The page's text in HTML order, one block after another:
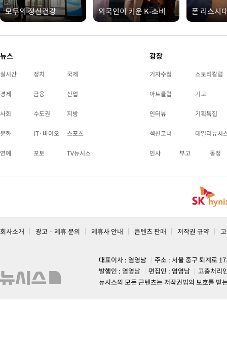
모두의 정신건강 외국인이 키운 K-소비 폰 리스시
뉴스
실시간 정치 국제
경제 금융 산업
사회 수도권 지방
문화 IT·바이오 스포츠
연예 포토 TV뉴시스
광장
기자수첩 스토리칼럼
아트클럽 기고
인터뷰 기획특집
섹션코너 데일리뉴시
인사 부고 동정
회사소개 광고 · 제휴 문의 제휴사 안내 콘텐츠 판매 저작권 규약
대표이사 : 염영남
주소 : 서울 중구 퇴계로
발행인 : 염영남
편집인 : 염영남
고충처리
뉴시스의 모든 콘텐츠는 저작권법의 보호를